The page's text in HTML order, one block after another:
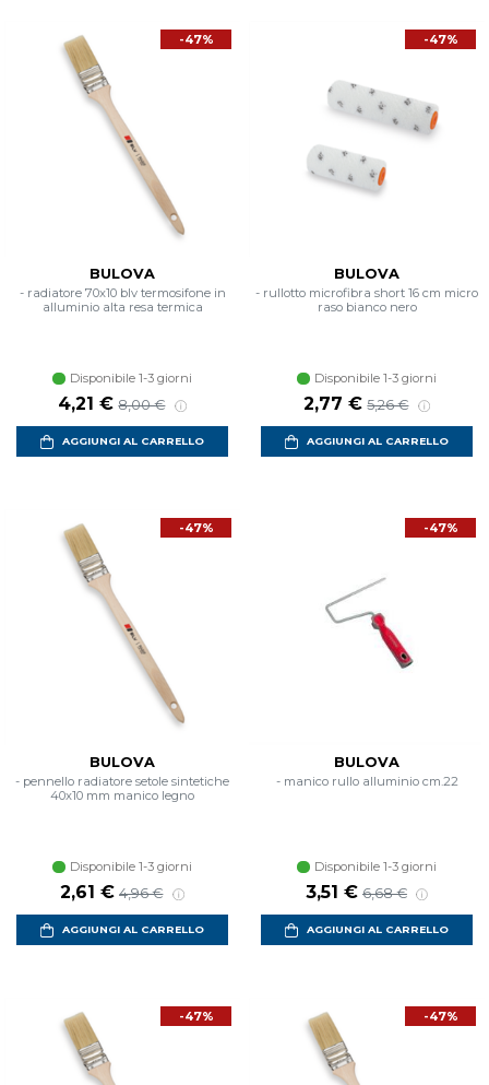
-47%
BULOVA
- radiatore 70x10 blv termosifone in
alluminio alta resa termica
Disponibile 1-3 giorni
4,21 € 8,00 €
AGGIUNGI AL CARRELLO
-47%
BULOVA
- rullotto microfibra short 16 cm micro
raso bianco nero
Disponibile 1-3 giorni
2,77 € 5,26 €
AGGIUNGI AL CARRELLO
-47%
BULOVA
- pennello radiatore setole sintetiche
40x10 mm manico legno
Disponibile 1-3 giorni
2,61 € 4,96 €
AGGIUNGI AL CARRELLO
-47%
BULOVA
- manico rullo alluminio cm.22
Disponibile 1-3 giorni
3,51 € 6,68 €
AGGIUNGI AL CARRELLO
-47% -47%